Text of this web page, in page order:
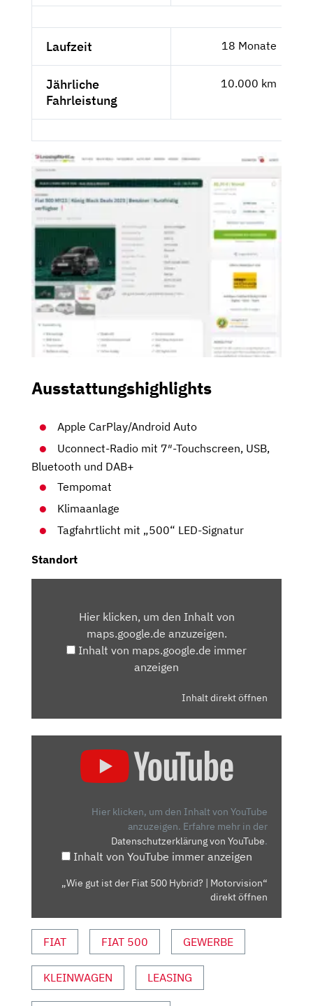
Laufzeit 18 Monate
Jährliche
Fahrleistung
10.000 km
Ausstattungshighlights
Apple CarPlay/Android Auto
Uconnect-Radio mit 7″-Touchscreen, USB,
Bluetooth und DAB+
Tempomat
Klimaanlage
Tagfahrtlicht mit „500“ LED-Signatur
Standort
MAPS.GOOGLE.DEHier klicken, um den Inhalt von
maps.google.de anzuzeigen.
Inhalt von maps.google.de immer
anzeigen
Inhalt direkt öffnen
MOTORVISION“
ANZEIGEN
Hier klicken, um den Inhalt von YouTube
anzuzeigen. Erfahre mehr in der
Datenschutzerklärung von YouTube.
Inhalt von YouTube immer anzeigen
„Wie gut ist der Fiat 500 Hybrid? | Motorvision“
direkt öffnen
FIAT FIAT 500 GEWERBE
KLEINWAGEN LEASING